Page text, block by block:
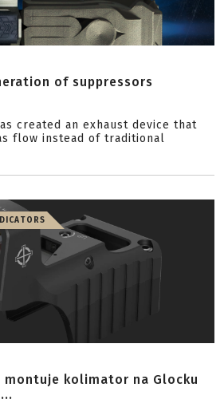
of suppressors
created an exhaust device that
flow instead of traditional
montuje kolimator na Glocku